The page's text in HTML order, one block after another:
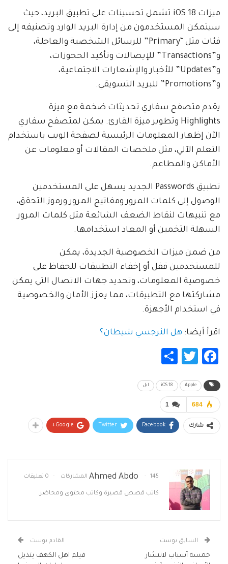
ميزات iOS 18 تشمل تحسينات على تطبيق البريد، حيث
سيتمكن المستخدمون من إدارة البريد الوارد وتصنيفه إلى
فئات مثل “Primary” للرسائل الشخصية والعاجلة،
و”Transactions” للإيصالات وتأكيد الحجوزات،
و”Updates” للأخبار والإشعارات الاجتماعية،
و”Promotions” للبريد التسويقي.
يقدم متصفح سفاري تحديثات ضخمة مع ميزة
Highlights وتطوير ميزة القارئ. يمكن لمتصفح سفاري
الآن إظهار المعلومات الرئيسية لصفحة الويب باستخدام
التعلم الآلي، مثل ملخصات المقالات أو معلومات عن
الأماكن والمطاعم.
تطبيق Passwords الجديد يسهل على المستخدمين
الوصول إلى كلمات المرور ومفاتيح المرور ورموز التحقق،
مع تنبيهات لنقاط الضعف الشائعة مثل كلمات المرور
السهلة التخمين أو المعاد استخدامها.
من ضمن ميزات الخصوصية الجديدة، يمكن
للمستخدمين قفل أو إخفاء التطبيقات للحفاظ على
خصوصية المعلومات، وتحديد جهات الاتصال التي يمكن
مشاركتها مع التطبيقات، مما يعزز الأمان والخصوصية
في استخدام الأجهزة.
اقرأ أيضا: هل النرجسي شيطان؟
Facebook
Twitter
Apple
iOS 18 ابل
1 684
شارك Facebook
Twitter
Google+
Ahmed Abdo 145 المشاركات 0 تعليقات
كاتب قصص قصيرة وكاتب محتوى ومحاضر.
السابق بوست
خمسة أسباب لانتشار
القادم بوست
فيلم اهل الكهف يتذيل